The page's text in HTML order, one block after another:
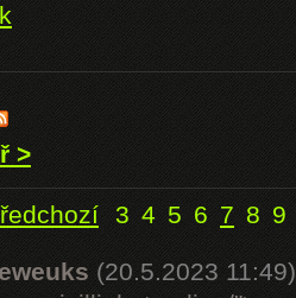
>
3 4 5 6 7 8 9
(20.5.2023 11:49)